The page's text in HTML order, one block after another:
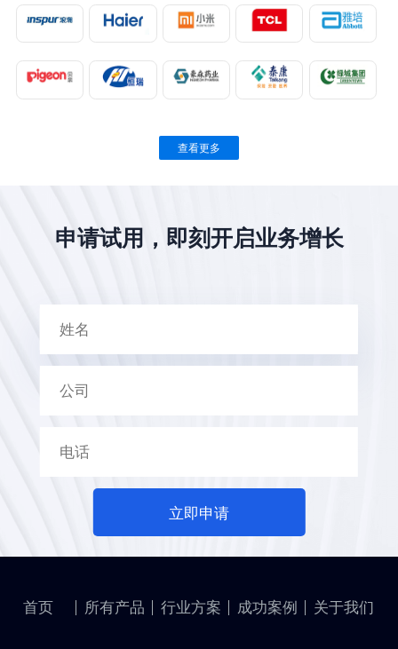
查看更多
申请试用，即刻开启业务增长
立即申请
首页 所有产品 行业方案 成功案例 关于我们